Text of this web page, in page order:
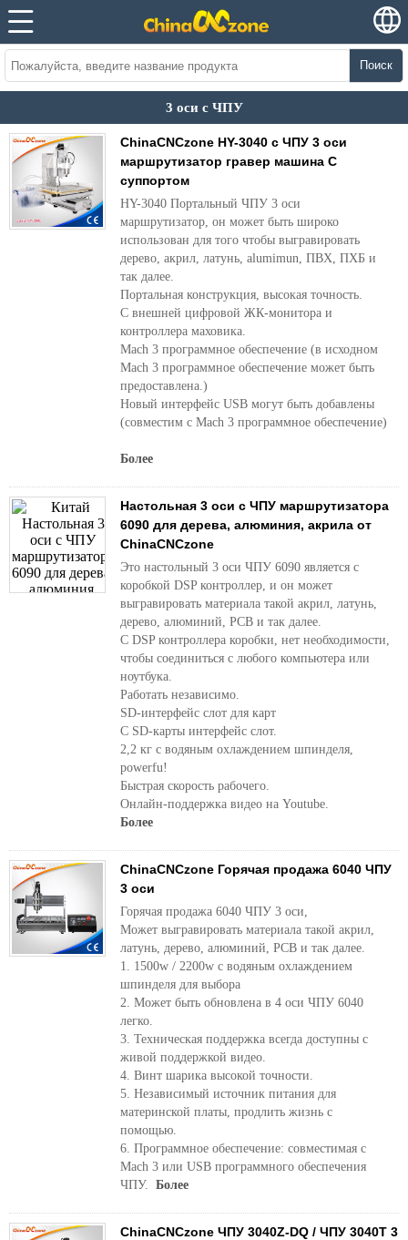
Поиск
3 оси с ЧПУ
ChinaCNCzone HY-3040 с ЧПУ 3 оси
маршрутизатор гравер машина С
суппортом
HY-3040 Портальный ЧПУ 3 оси
маршрутизатор, он может быть широко
использован для того чтобы выгравировать
дерево, акрил, латунь, alumimun, ПВХ, ПХБ и
так далее.
Портальная конструкция, высокая точность.
С внешней цифровой ЖК-монитора и
контроллера маховика.
Mach 3 программное обеспечение (в исходном
Mach 3 программное обеспечение может быть
предоставлена.)
Новый интерфейс USB могут быть добавлены
(совместим с Mach 3 программное обеспечение)
Более
Настольная 3 оси с ЧПУ маршрутизатора
6090 для дерева, алюминия, акрила от
ChinaCNCzone
Это настольный 3 оси ЧПУ 6090 является с
коробкой DSP контроллер, и он может
выгравировать материала такой акрил, латунь,
дерево, алюминий, PCB и так далее.
С DSP контроллера коробки, нет необходимости,
чтобы соединиться с любого компьютера или
ноутбука.
Работать независимо.
SD-интерфейс слот для карт
С SD-карты интерфейс слот.
2,2 кг с водяным охлаждением шпинделя,
powerfu!
Быстрая скорость рабочего.
Онлайн-поддержка видео на Youtube.
Более
ChinaCNCzone Горячая продажа 6040 ЧПУ
3 оси
Горячая продажа 6040 ЧПУ 3 оси,
Может выгравировать материала такой акрил,
латунь, дерево, алюминий, PCB и так далее.
1. 1500w / 2200w с водяным охлаждением
шпинделя для выбора
2. Может быть обновлена ​​в 4 оси ЧПУ 6040
легко.
3. Техническая поддержка всегда доступны с
живой поддержкой видео.
4. Винт шарика высокой точности.
5. Независимый источник питания для
материнской платы, продлить жизнь с
помощью.
6. Программное обеспечение: совместимая с
Mach 3 или USB программного обеспечения
ЧПУ. Более
ChinaCNCzone ЧПУ 3040Z-DQ / ЧПУ 3040T 3